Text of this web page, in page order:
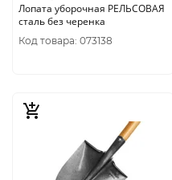
Лопата уборочная РЕЛЬСОВАЯ
сталь без черенка
Код товара: 073138